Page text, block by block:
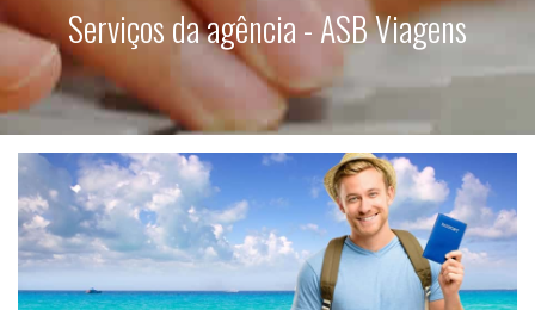
Serviços da agência - ASB Viagens